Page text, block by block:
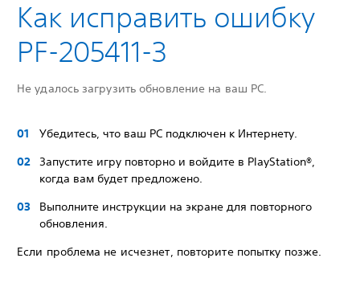
Как исправить ошибку
PF-205411-3
Не удалось загрузить обновление на ваш PC.
Убедитесь, что ваш PC подключен к Интернету.
Запустите игру повторно и войдите в PlayStation®,
когда вам будет предложено.
Выполните инструкции на экране для повторного
обновления.
Если проблема не исчезнет, повторите попытку позже.